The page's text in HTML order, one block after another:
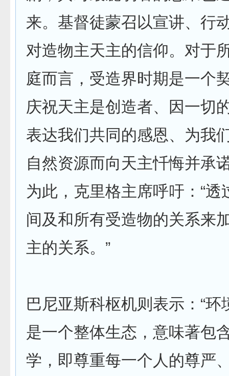
来。基督徒蒙召以宣讲、行
对造物主天主的信仰。对于
庭而言，受造界时期是一个
庆祝天主是创造者、因一切
表达我们共同的感恩、为我
自然资源而向天主忏悔并承
为此，克里格主席呼吁：“透
间及和所有受造物的关系来
主的关系。”
巴尼亚斯科枢机则表示：“环
是一个整体生态，意味著包
学，即尊重每一个人的尊严